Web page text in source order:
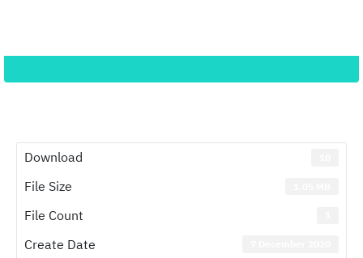
Download
File Size
File Count
Create Date